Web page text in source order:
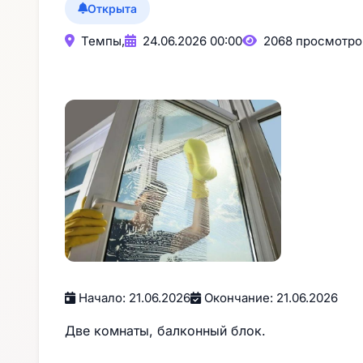
Открыта
Темпы, 24.06.2026 00:00 2068
Начало: 21.06.2026 Окончание: 21.06.2026
Две комнаты, балконный блок.